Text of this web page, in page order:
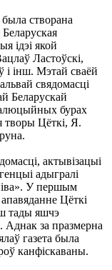
створана
ідэі якой
Ластоўскі,
і інш. Мэтай сваёй
свядомасці
Беларускай
бурах
творы Цёткі, Я.
актывізацыі
адыгралі
У першым
Цёткі
тады яшчэ
за празмерна
газета была
канфіскаваны.